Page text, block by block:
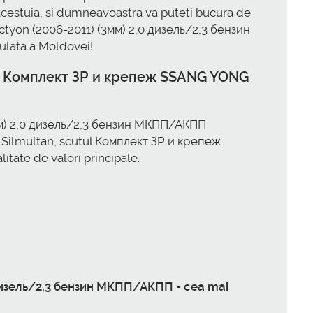
si dumneavoastra va puteti bucura de
(2006-2011) (3мм) 2,0 дизель/2,3 бензин
a Moldovei!
ЗР и крепеж SSANG YONG
2,0 дизель/2,3 бензин МКПП/АКПП
scutul Комплект ЗР и крепеж
de valori principale.
2,3 бензин МКПП/АКПП - cea mai